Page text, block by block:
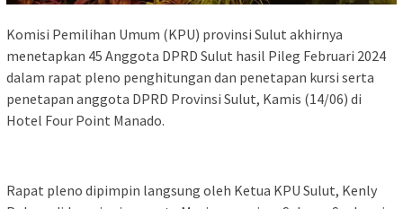
Komisi Pemilihan Umum (KPU) provinsi Sulut akhirnya
menetapkan 45 Anggota DPRD Sulut hasil Pileg Februari 2024
dalam rapat pleno penghitungan dan penetapan kursi serta
penetapan anggota DPRD Provinsi Sulut, Kamis (14/06) di
Hotel Four Point Manado.
Rapat pleno dipimpin langsung oleh Ketua KPU Sulut, Kenly